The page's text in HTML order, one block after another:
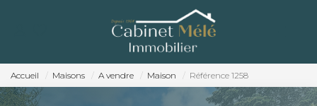
ACCUEIL
ACHETER
ESTIMER
Accueil Maisons A vendre Maison Référence 1258